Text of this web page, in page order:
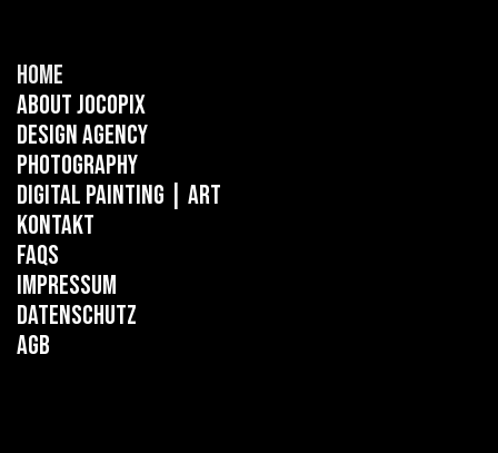
Home
About Jocopix
Design Agency
Photography
Digital Painting | ART
Kontakt
FAQs
Impressum
Datenschutz
AGB